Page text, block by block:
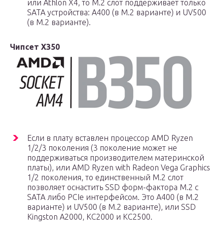
или Athlon X4, то М.2 слот поддерживает только
SATA устройства: A400 (в М.2 варианте) и UV500
(в М.2 варианте).
Чипсет X350
Если в плату вставлен процессор AMD Ryzen
1/2/3 поколения (3 поколение может не
поддерживаться производителем материнской
платы), или AMD Ryzen with Radeon Vega Graphics
1/2 поколения, то единственный М.2 слот
позволяет оснастить SSD форм-фактора M.2 с
SATA либо PCIe интерфейсом. Это A400 (в М.2
варианте) и UV500 (в М.2 варианте), или SSD
Kingston A2000, KC2000 и KC2500.